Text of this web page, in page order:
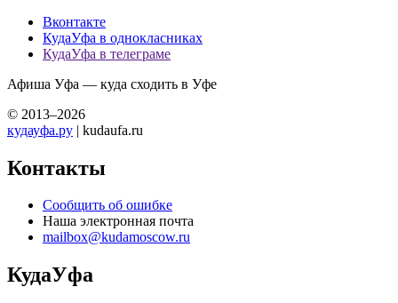
Вконтакте
КудаУфа в однокласниках
КудаУфа в телеграме
Афиша Уфа — куда сходить в Уфе
© 2013–2026
кудауфа.ру | kudaufa.ru
Контакты
Сообщить об ошибке
Наша электронная почта
mailbox@kudamoscow.ru
КудаУфа